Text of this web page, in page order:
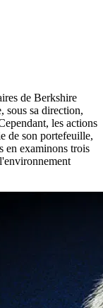
de Berkshire
sous sa direction,
les actions
de son portefeuille,
en examinons trois